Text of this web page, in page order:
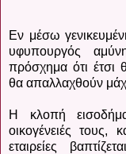
Εν μέσω
υφυπουργός
πρόσχημα ότι έτσι
θα απαλλαχθούν
Η κλοπή
οικογένειές τους,
εταιρείες